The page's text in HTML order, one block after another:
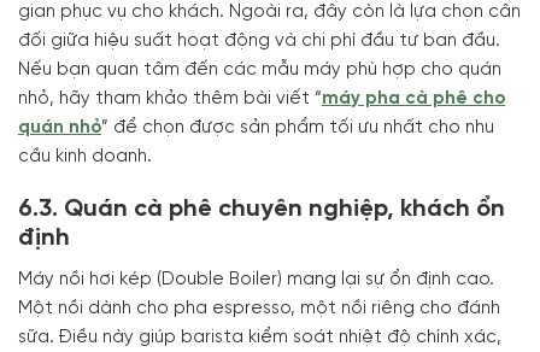
gian phục vụ cho khách. Ngoài ra, đây còn là lựa chọn cân
đối giữa hiệu suất hoạt động và chi phí đầu tư ban đầu.
Nếu bạn quan tâm đến các mẫu máy phù hợp cho quán
nhỏ, hãy tham khảo thêm bài viết “máy pha cà phê cho
quán nhỏ” để chọn được sản phẩm tối ưu nhất cho nhu
cầu kinh doanh.
6.3. Quán cà phê chuyên nghiệp, khách ổn
định
Máy nồi hơi kép (Double Boiler) mang lại sự ổn định cao.
Một nồi dành cho pha espresso, một nồi riêng cho đánh
sữa. Điều này giúp barista kiểm soát nhiệt độ chính xác,